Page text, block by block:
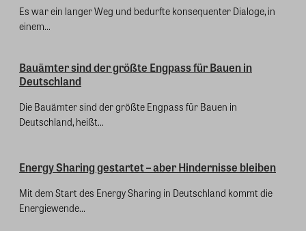
Es war ein langer Weg und bedurfte konsequenter Dialoge, in
einem...
Bauämter sind der größte Engpass für Bauen in
Deutschland
Die Bauämter sind der größte Engpass für Bauen in
Deutschland, heißt...
Energy Sharing gestartet – aber Hindernisse bleiben
Mit dem Start des Energy Sharing in Deutschland kommt die
Energiewende...